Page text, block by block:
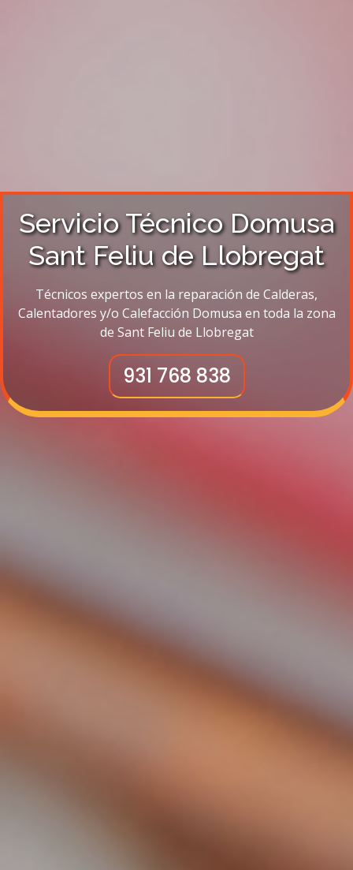
Servicio Técnico Domusa
Sant Feliu de Llobregat
Técnicos expertos en la reparación de Calderas,
Calentadores y/o Calefacción Domusa en toda la zona
de Sant Feliu de Llobregat
931 768 838